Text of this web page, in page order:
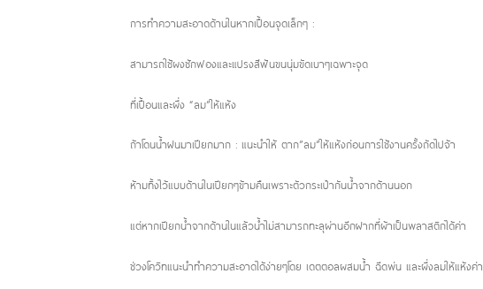
การทำความสะอาดด้านในหากเปื้อนจุดเล็กๆ :
สามารถใช้ผงซักฟองและแปรงสีฟันขนนุ่มขัดเบาๆเฉพาะจุด
ที่เปื้อนและผึ่ง “ลม”ให้แห้ง
ถ้าโดนน้ำฝนมาเปียกมาก : แนะนำให้ ตาก”ลม”ให้แห้งก่อนการใช้งานครั้งถัดไปจ้า
ห้ามทิ้งไว้แบบด้านในเปียกๆข้ามคืนเพราะตัวกระเป๋ากันน้ำจากด้านนอก
แต่หากเปียกน้ำจากด้านในแล้วน้ำไม่สามารถทะลุผ่านอีกฝากที่ผ้าเป็นพลาสติกได้ค่า
ช่วงโควิทแนะนำทำความสะอาดได้ง่ายๆโดย เดตตอลผสมน้ำ ฉีดพ่น และผึ่งลมให้แห้งค่า